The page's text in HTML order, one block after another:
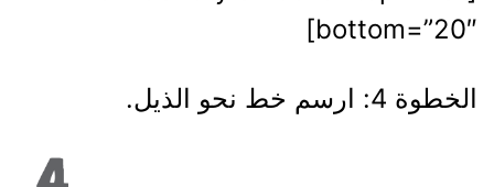
bottom=”20″]
الخطوة 4: ارسم خط نحو الذيل.